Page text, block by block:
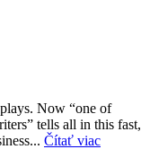
Now “one of
tells all in this fast,
Čítať viac